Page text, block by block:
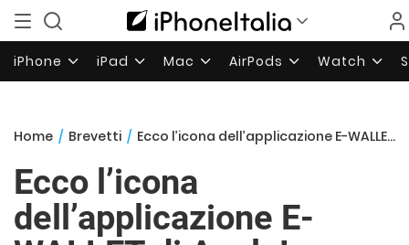
iPhone iPad Mac AirPods Watch
Home / Brevetti / Ecco l’icona dell’applicazione E-WALLET di Apple!
Ecco l’icona
dell’applicazione E-